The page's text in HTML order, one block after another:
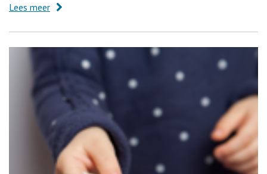
Lees meer